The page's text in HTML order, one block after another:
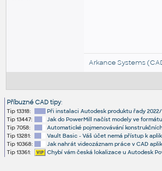
Arkance Systems
Příbuzné CAD tipy:
Tip 13318:
Při instalaci Autodesk produktu řady
Tip 13447:
Jak do PowerMill načíst modely ve
Tip 7058:
Automatické pojmenovávání
Tip 13281:
Vault Basic - Váš účet nemá přístup k
Tip 10368:
Jak nahrát videozáznam práce v CAD
Tip 13361:
Chybí vám česká lokalizace u Autodesk